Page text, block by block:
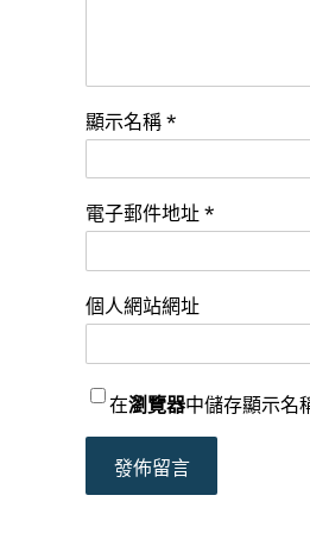
顯示名稱*
電子郵件地址*
個人網站網址
在瀏覽器中儲存顯示名